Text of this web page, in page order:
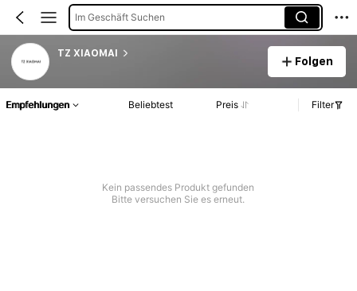
Im Geschäft Suchen
TZ XIAOMAI
Folgen
Empfehlungen Beliebtest Preis Filter
Kein passendes Produkt gefunden
Bitte versuchen Sie es erneut.